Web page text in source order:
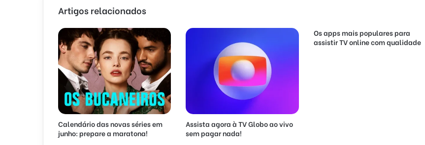
Artigos relacionados
Calendário das novas séries em
junho: prepare a maratona!
Assista agora à TV Globo ao vivo
sem pagar nada!
Os apps mais populares para
assistir TV online com qualidade